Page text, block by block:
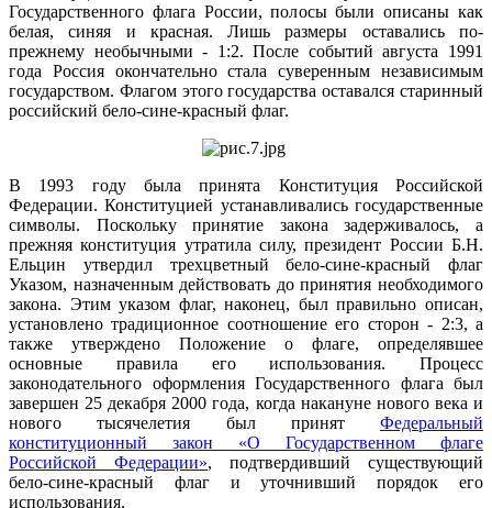
Государственного флага России, полосы были описаны как
белая, синяя и красная. Лишь размеры оставались по-
прежнему необычными - 1:2. После событий августа 1991
года Россия окончательно стала суверенным независимым
государством. Флагом этого государства оставался старинный
российский бело-сине-красный флаг.
В 1993 году была принята Конституция Российской
Федерации. Конституцией устанавливались государственные
символы. Поскольку принятие закона задерживалось, а
прежняя конституция утратила силу, президент России Б.Н.
Ельцин утвердил трехцветный бело-сине-красный флаг
Указом, назначенным действовать до принятия необходимого
закона. Этим указом флаг, наконец, был правильно описан,
установлено традиционное соотношение его сторон - 2:3, а
также утверждено Положение о флаге, определявшее
основные правила его использования. Процесс
законодательного оформления Государственного флага был
завершен 25 декабря 2000 года, когда накануне нового века и
нового тысячелетия был принят Федеральный
конституционный закон «О Государственном флаге
Российской Федерации», подтвердивший существующий
бело-сине-красный флаг и уточнивший порядок его
использования.